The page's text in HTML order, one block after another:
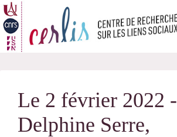
Passer
au
contenu
Le 2 février 2022 -
Delphine Serre,